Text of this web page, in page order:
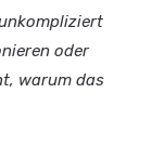
oder
warum das